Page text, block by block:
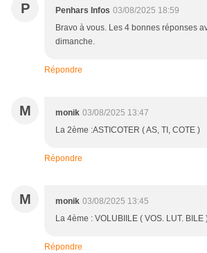
P Penhars Infos 03/08/2025 18:59
Bravo à vous. Les 4 bonnes réponses
dimanche.
Répondre
M monik 03/08/2025 13:47
La 2ème :ASTICOTER ( AS, TI, COTE )
Répondre
M monik 03/08/2025 13:45
La 4ème : VOLUBIILE ( VOS. LUT. BILE
Répondre